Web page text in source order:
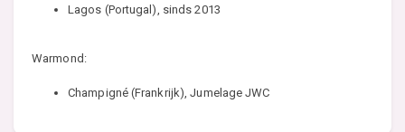
Lagos (Portugal), sinds 2013
Warmond:
Champigné (Frankrijk), Jumelage JWC